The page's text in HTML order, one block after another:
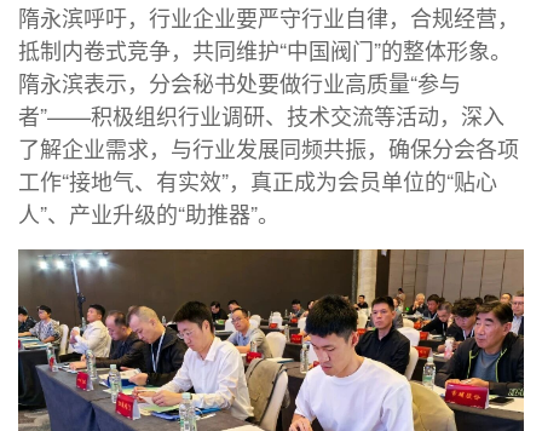
隋永滨呼吁，行业企业要严守行业自律，合规经营，
抵制内卷式竞争，共同维护“中国阀门”的整体形象。
隋永滨表示，分会秘书处要做行业高质量“参与
者”——积极组织行业调研、技术交流等活动，深入
了解企业需求，与行业发展同频共振，确保分会各项
工作“接地气、有实效”，真正成为会员单位的“贴心
人”、产业升级的“助推器”。